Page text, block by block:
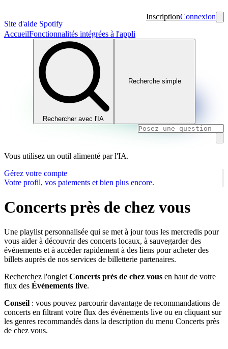
Site d'aide Spotify
InscriptionConnexion
AccueilFonctionnalités intégrées à l'appli
Rechercher avec l'IA
Recherche simple
Vous utilisez un outil alimenté par l'IA.
Gérez votre compte
Votre profil, vos paiements et bien plus encore.
Concerts près de chez vous
Une playlist personnalisée qui se met à jour tous les mercredis pour
vous aider à découvrir des concerts locaux, à sauvegarder des
événements et à accéder rapidement à des liens pour acheter des
billets auprès de nos services de billetterie partenaires.
Recherchez l'onglet Concerts près de chez vous en haut de votre
flux des Événements live.
Conseil : vous pouvez parcourir davantage de recommandations de
concerts en filtrant votre flux des événements live ou en cliquant sur
les genres recommandés dans la description du menu Concerts près
de chez vous.